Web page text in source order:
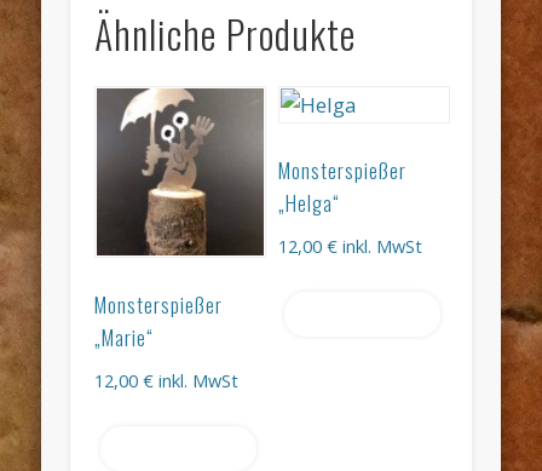
Ähnliche Produkte
Monsterspießer
„Marie“
12,00€ inkl. MwSt
Monsterspießer
„Helga“
12,00 € inkl. MwSt